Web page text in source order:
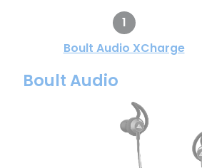
1
Boult Audio XCharge
Boult Audio